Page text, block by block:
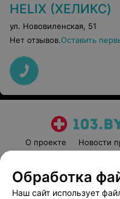
HELIX (ХЕЛИКС)
ул. Нововиленская 51
Нет отзывов.Оставить
О проекте Новости
Пользовательское
Обработка
Наш сайт использует